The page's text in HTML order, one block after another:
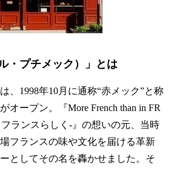
・プチメック）」とは
、1998年10月に通称“赤メック”と称
オープン。『More French than in FR
ランスらしく-』の想いの元、当時
フランスの味や文化を届ける革新
としてその名を轟かせました。そ